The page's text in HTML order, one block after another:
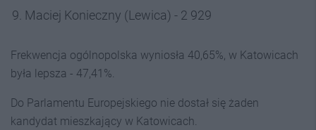
Maciej Konieczny (Lewica) - 2 929
Frekwencja ogólnopolska wyniosła 40,65%, w Katowicach
była lepsza - 47,41%.
Do Parlamentu Europejskiego nie dostał się żaden
kandydat mieszkający w Katowicach.